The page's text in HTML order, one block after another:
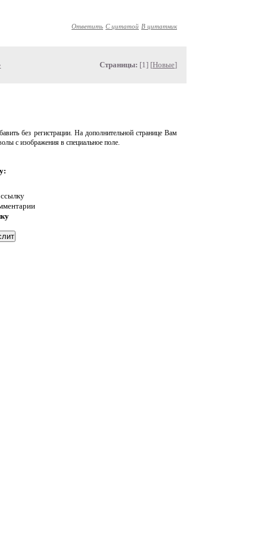
Ответить С цитатой В цитатник
Страницы: [1] [Новые]
без регистрации. На дополнительной странице Вам
с изображения в специальное поле.